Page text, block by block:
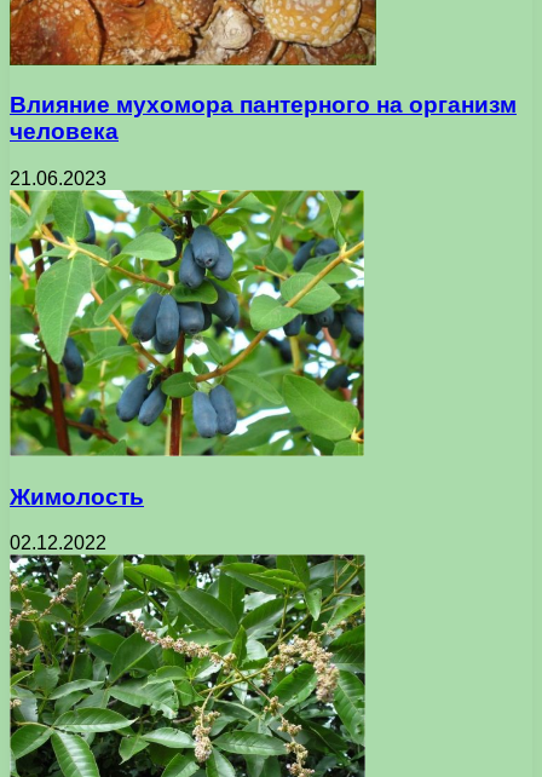
Влияние мухомора пантерного на организм
человека
21.06.2023
Жимолость
02.12.2022